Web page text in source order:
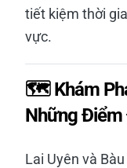
tiết kiệm thời
vực.
🗺️ Khám
Những Điểm
Lai Uyên và